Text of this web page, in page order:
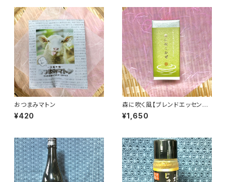
おつまみマトン
¥420
森に吹く風【ブレンドエッセンシ
ャルオイル】
¥1,650